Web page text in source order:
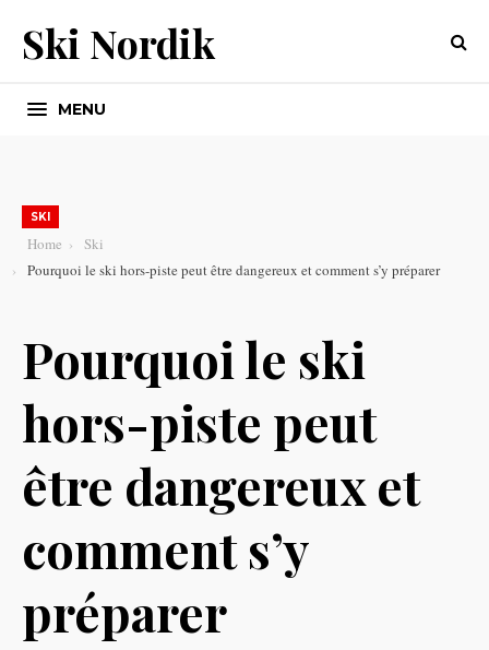
Ski Nordik
MENU
SKI
Home
Ski
Pourquoi le ski hors-piste peut être dangereux et comment s’y préparer
Pourquoi le ski
hors-piste peut
être dangereux et
comment s’y
préparer